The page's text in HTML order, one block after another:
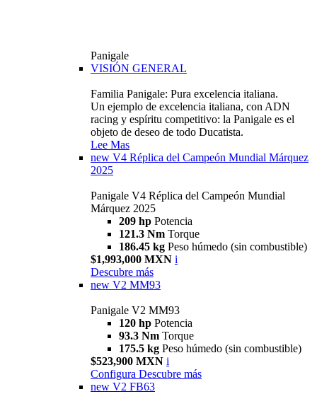
Panigale
VISIÓN GENERAL
Familia Panigale: Pura excelencia italiana.
Un ejemplo de excelencia italiana, con ADN
racing y espíritu competitivo: la Panigale es el
objeto de deseo de todo Ducatista.
Lee Mas
new V4 Réplica del Campeón Mundial Márquez
2025
Panigale V4 Réplica del Campeón Mundial
Márquez 2025
209 hp Potencia
121.3 Nm Torque
186.45 kg Peso húmedo (sin combustible)
$1,993,000 MXN i
Descubre más
new V2 MM93
Panigale V2 MM93
120 hp Potencia
93.3 Nm Torque
175.5 kg Peso húmedo (sin combustible)
$523,900 MXN i
Configura Descubre más
new V2 FB63